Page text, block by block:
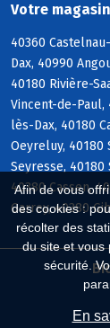
Afin de vous
des cookies :
récolter des
du site et vous
sécurité.
En
Votre
40360
Dax, 40990
40180 Rivière-
Vincent-de-Paul,
lès-Dax, 40180
Oeyreluy, 40180
Seyresse, 40180
40380 Cassen,
Garrey, 40380